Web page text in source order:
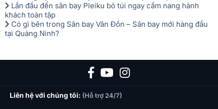
Lần đầu đến sân bay Pleiku bỏ túi ngay cẩm nang hành
khách toàn tập
Có gì bên trong Sân bay Vân Đồn – Sân bay mới hàng đầu
tại Quảng Ninh?
Liên hệ với chúng tôi: (Hỗ trợ 24/7)